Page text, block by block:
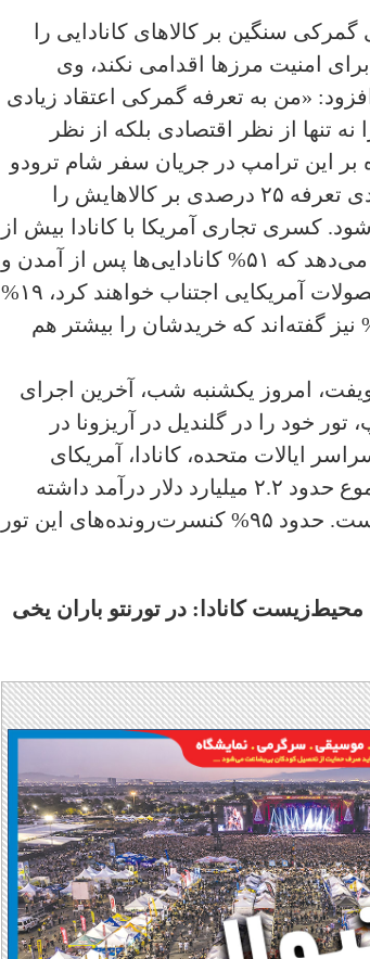
سنگین بر کالاهای کانادایی را
امنیت مرزها اقدامی نکند، وی
افزود: «من به تعرفه گمرکی اعتقاد زیادی
تنها از نظر اقتصادی بلکه از نظر
بر این ترامپ در جریان سفر شام ترودو
به فلوریدا به وی گفته بود که اگر کانادا نتواند اثرات اقتصادی تعرفه ۲۵ درصدی بر کالاهایش را
کسری تجاری آمریکا با کانادا بیش از
۱۰۰ میلیارد دلار تخمین زده می‌شود. نظرسنجی نانو نشان می‌دهد که ۵۱% کانادایی‌ها پس از آمدن و
گمرکی بستن ترامپ روی محصولات کانادایی، از خرید محصولات آمریکایی اجتناب خواهند کرد، ۱۹%
گفته‌اند که چیز زیادی برای آنها تغییر نخواهد کرد اما ۷% نیز گفته‌اند که خریدشان را بیشتر هم
امروز یکشنبه شب، آخرین اجرای
خود را در گلندیل در آریزونا در
آن زمان تاکنون ۱۴۹ برنامه در سراسر ایالات متحده، کانادا، آمریکای
لاتین، آسیا و اقیانوسیه و اروپا اجرا کرده که برایش در مجموع حدود ۲.۲ میلیارد دلار درآمد داشته
است. این رقم درآمد رکورد کل تورهای جهان را شکسته است. حدود ۹۵% کنسرت‌رونده‌های این تور
کانادا: در تورنتو باران یخی